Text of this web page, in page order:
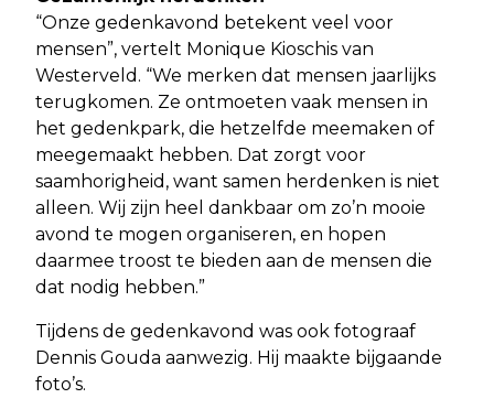
“Onze gedenkavond betekent veel voor
mensen”, vertelt Monique Kioschis van
Westerveld. “We merken dat mensen jaarlijks
terugkomen. Ze ontmoeten vaak mensen in
het gedenkpark, die hetzelfde meemaken of
meegemaakt hebben. Dat zorgt voor
saamhorigheid, want samen herdenken is niet
alleen. Wij zijn heel dankbaar om zo’n mooie
avond te mogen organiseren, en hopen
daarmee troost te bieden aan de mensen die
dat nodig hebben.”
Tijdens de gedenkavond was ook fotograaf
Dennis Gouda aanwezig. Hij maakte bijgaande
foto’s.